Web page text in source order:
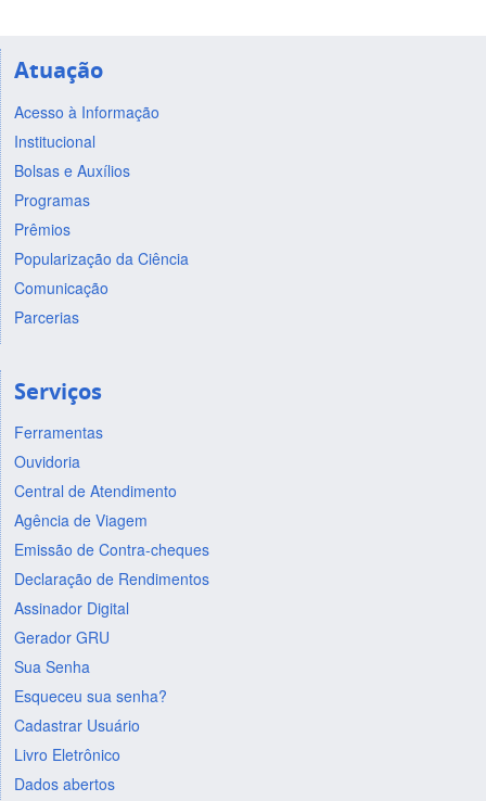
Atuação
Acesso à Informação
Institucional
Bolsas e Auxílios
Programas
Prêmios
Popularização da Ciência
Comunicação
Parcerias
Serviços
Ferramentas
Ouvidoria
Central de Atendimento
Agência de Viagem
Emissão de Contra-cheques
Declaração de Rendimentos
Assinador Digital
Gerador GRU
Sua Senha
Esqueceu sua senha?
Cadastrar Usuário
Livro Eletrônico
Dados abertos